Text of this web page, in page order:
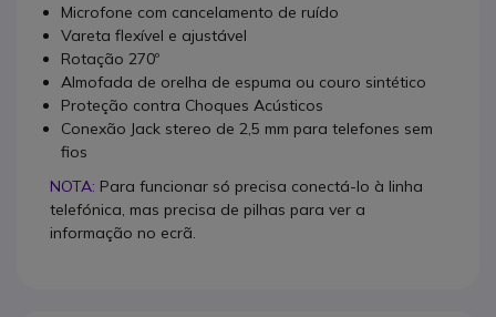
Microfone com cancelamento de ruído
Vareta flexível e ajustável
Rotação 270º
Almofada de orelha de espuma ou couro sintético
Proteção contra Choques Acústicos
Conexão Jack stereo de 2,5 mm para telefones sem
fios
NOTA: Para funcionar só precisa conectá-lo à linha
telefónica, mas precisa de pilhas para ver a
informação no ecrã.